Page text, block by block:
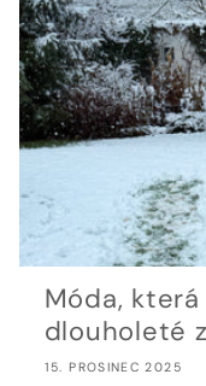
Móda,
dlouholeté
15. PROSINEC 2025